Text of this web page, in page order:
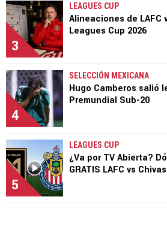
3
LEAGUES CUP
Alineaciones de LAFC
Leagues Cup 2026
4
SELECCIÓN MEXICANA
Hugo Camberos salió
Premundial Sub-20
5
LEAGUES CUP
¿Va por TV Abierta?
GRATIS LAFC vs Chivas